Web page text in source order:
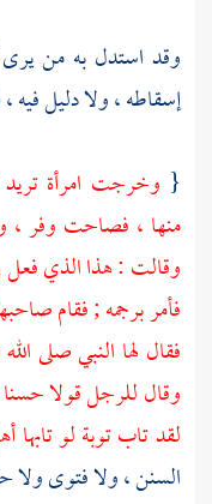
وقد استدل به من
إسقاطه ، ولا دليل فيه ،
{ وخرجت امرأة
منها ، فصاحت وفر ،
وقالت : هذا الذي فعل
فأمر برجمه ; فقام
فقال لها النبي صلى
وقال للرجل قولا
لقد تاب توبة لو تابها
السنن ، ولا فتوى